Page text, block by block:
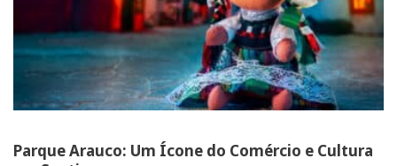
Parque Arauco: Um Ícone do Comércio e Cultura